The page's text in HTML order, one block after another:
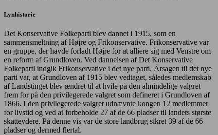
Lynhistorie
Det Konservative Folkeparti blev dannet i 1915, som en
sammensmeltning af Højre og Frikonservative. Frikonservative var
en gruppe, der havde forladt Højre for at alliere sig med Venstre om
en reform af Grundloven. Ved dannelsen af Det Konservative
Folkeparti indgik Frikonservative i det nye parti. Årsagen til det nye
parti var, at Grundloven af 1915 blev vedtaget, således medlemskab
af Landstinget blev ændret til at hvile på den almindelige valgret
frem for på den privilegerede valgret som defineret i Grundloven af
1866. I den privilegerede valgret udnævnte kongen 12 medlemmer
for livstid og ved at forbeholde 27 af de 66 pladser til landets største
skatteydere. På denne vis var de store landbrug sikret 39 af de 66
pladser og dermed flertal.